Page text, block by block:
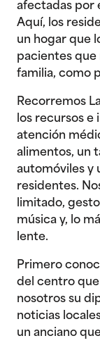
afectadas por
Aquí, los
un hogar que
pacientes que
familia, como
Recorremos
los recursos e
atención
alimentos, un
automóviles y
residentes.
limitado,
música y, lo
lente.
Primero
del centro
nosotros su
noticias
un anciano